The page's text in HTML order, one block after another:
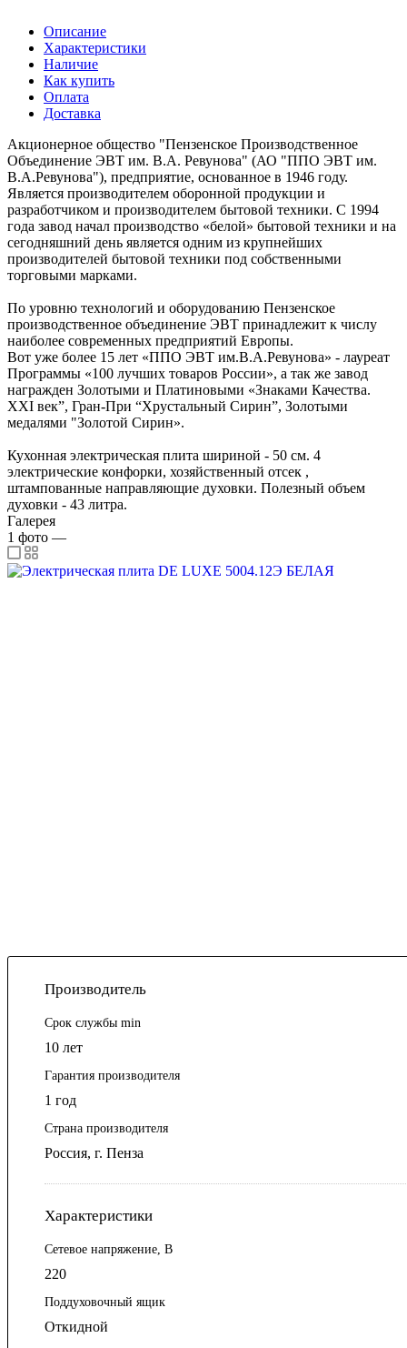
Описание
Характеристики
Наличие
Как купить
Оплата
Доставка
Акционерное общество "Пензенское Производственное
Объединение ЭВТ им. В.А. Ревунова" (АО "ППО ЭВТ им.
В.А.Ревунова"), предприятие, основанное в 1946 году.
Является производителем оборонной продукции и
разработчиком и производителем бытовой техники. С 1994
года завод начал производство «белой» бытовой техники и на
сегодняшний день является одним из крупнейших
производителей бытовой техники под собственными
торговыми марками.
По уровню технологий и оборудованию Пензенское
производственное объединение ЭВТ принадлежит к числу
наиболее современных предприятий Европы.
Вот уже более 15 лет «ППО ЭВТ им.В.А.Ревунова» - лауреат
Программы «100 лучших товаров России», а так же завод
награжден Золотыми и Платиновыми «Знаками Качества.
XХI век”, Гран-При “Хрустальный Сирин”, Золотыми
медалями "Золотой Сирин».
Кухонная электрическая плита шириной - 50 см. 4
электрические конфорки, хозяйственный отсек ,
штампованные направляющие духовки. Полезный объем
духовки - 43 литра.
Галерея
1 фото —
Производитель
Срок службы min
10 лет
Гарантия производителя
1 год
Страна производителя
Россия, г. Пенза
Характеристики
Сетевое напряжение, В
220
Поддуховочный ящик
Откидной